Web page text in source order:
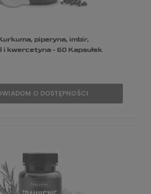
piperyna, imbir,
kwercetyna - 60 Kapsułek
O DOSTĘPNOŚCI